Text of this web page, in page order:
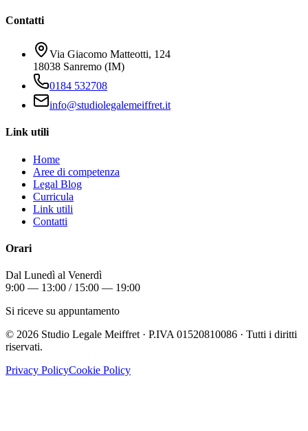
Contatti
Via Giacomo Matteotti, 124
18038 Sanremo (IM)
0184 532708
info@studiolegalemeiffret.it
Link utili
Home
Aree di competenza
Legal Blog
Curricula
Link utili
Contatti
Orari
Dal Lunedì al Venerdì
9:00 — 13:00 / 15:00 — 19:00
Si riceve su appuntamento
© 2026 Studio Legale Meiffret · P.IVA 01520810086 · Tutti i diritti
riservati.
Privacy PolicyCookie Policy